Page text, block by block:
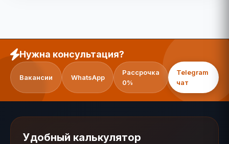
Нужна консультация?
Вакансии WhatsApp
Рассрочка
0%
Telegram
чат
Удобный калькулятор